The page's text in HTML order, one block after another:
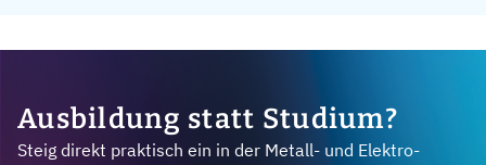
Ausbildung statt Studium?
Steig direkt praktisch ein in der Metall- und Elektro-